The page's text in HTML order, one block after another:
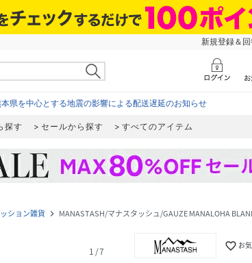
新規登録＆
県を中心とする地震の影響による配送遅延のお知らせ
探す セールから探す すべてのアイテム
ション雑貨 navigate_next MANASTASH/マナスタッシュ/GAUZE MANALOHA
1 /7 favorite_border お